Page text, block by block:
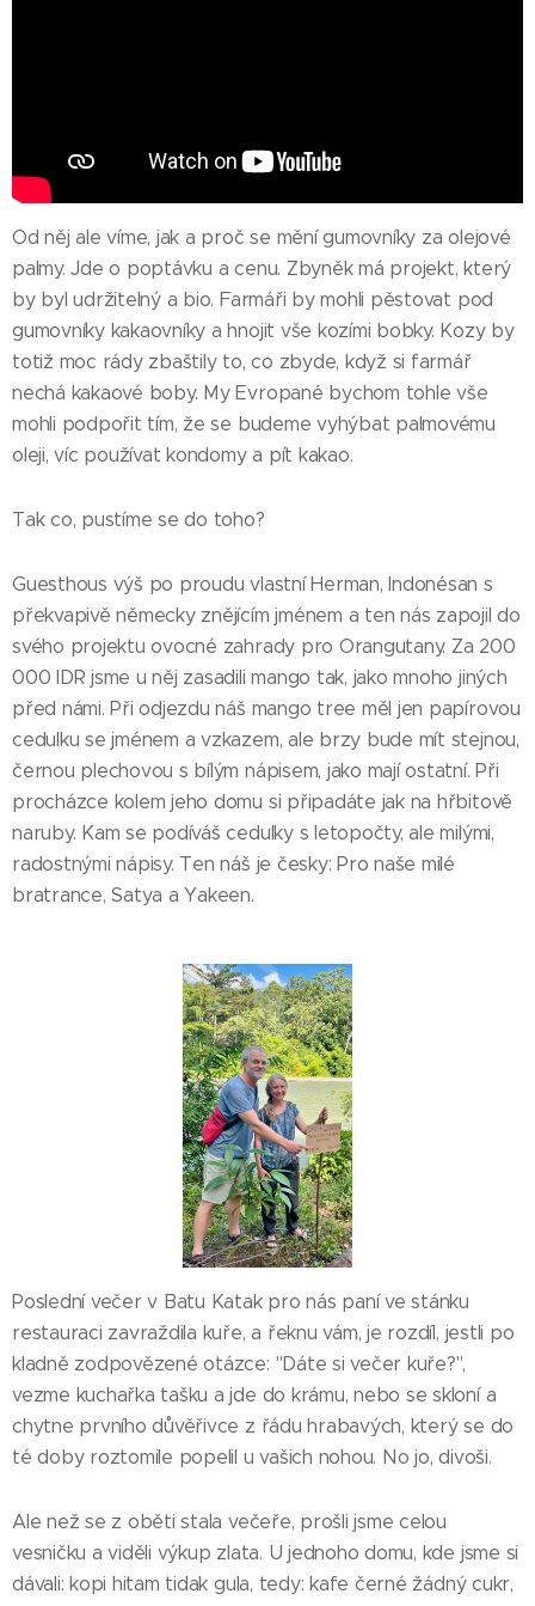
Od něj ale víme, jak a proč se mění gumovníky za olejové
palmy. Jde o poptávku a cenu. Zbyněk má projekt, který
by byl udržitelný a bio. Farmáři by mohli pěstovat pod
gumovníky kakaovníky a hnojit vše kozími bobky. Kozy by
totiž moc rády zbaštily to, co zbyde, když si farmář
nechá kakaové boby. My Evropané bychom tohle vše
mohli podpořit tím, že se budeme vyhýbat palmovému
oleji, víc používat kondomy a pít kakao.
Tak co, pustíme se do toho?
Guesthous výš po proudu vlastní Herman, Indonésan s
překvapivě německy znějícím jménem a ten nás zapojil do
svého projektu ovocné zahrady pro Orangutany. Za 200
000 IDR jsme u něj zasadili mango tak, jako mnoho jiných
před námi. Při odjezdu náš mango tree měl jen papírovou
cedulku se jménem a vzkazem, ale brzy bude mít stejnou,
černou plechovou s bílým nápisem, jako mají ostatní. Při
procházce kolem jeho domu si připadáte jak na hřbitově
naruby. Kam se podíváš cedulky s letopočty, ale milými,
radostnými nápisy. Ten náš je česky: Pro naše milé
bratrance, Satya a Yakeen.
Poslední večer v Batu Katak pro nás paní ve stánku
restauraci zavraždila kuře, a řeknu vám, je rozdíl, jestli po
kladně zodpovězené otázce: "Dáte si večer kuře?",
vezme kuchařka tašku a jde do krámu, nebo se skloní a
chytne prvního důvěřivce z řádu hrabavých, který se do
té doby roztomile popelil u vašich nohou. No jo, divoši.
Ale než se z oběti stala večeře, prošli jsme celou
vesničku a viděli výkup zlata. U jednoho domu, kde jsme si
dávali: kopi hitam tidak gula, tedy: kafe černé žádný cukr,